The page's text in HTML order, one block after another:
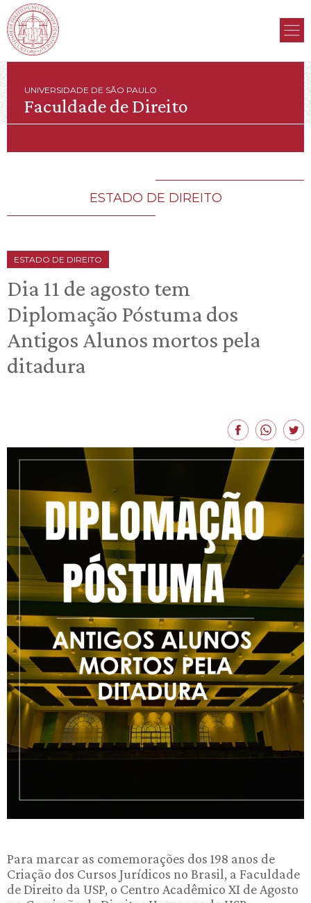
UNIVERSIDADE DE SÃO PAULO
Faculdade de Direito
ESTADO DE DIREITO
ESTADO DE DIREITO
Dia 11 de agosto tem
Diplomação Póstuma dos
Antigos Alunos mortos pela
ditadura
Para marcar as comemorações dos 198 anos de
Criação dos Cursos Jurídicos no Brasil, a Faculdade
de Direito da USP, o Centro Acadêmico XI de Agosto